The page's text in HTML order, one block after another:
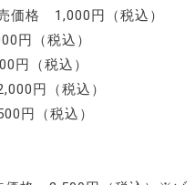
価格 1,000円（税込）
円（税込）
円（税込）
円（税込）
円（税込）